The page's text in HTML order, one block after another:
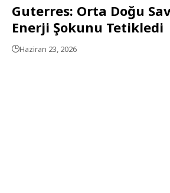
Guterres: Orta Doğu
Enerji Şokunu Tetikledi
Haziran 23, 2026